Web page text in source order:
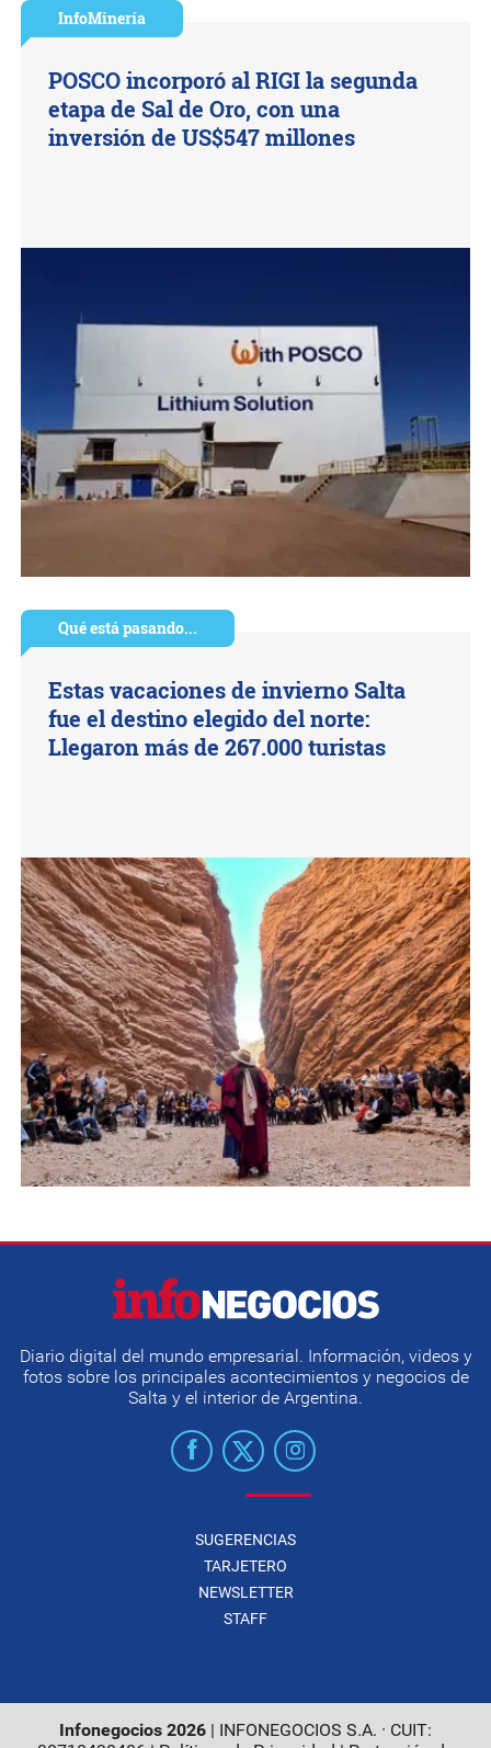
InfoMinería
POSCO incorporó al RIGI la segunda
etapa de Sal de Oro, con una
inversión de US$547 millones
Qué está pasando...
Estas vacaciones de invierno Salta
fue el destino elegido del norte:
Llegaron más de 267.000 turistas
Diario digital del mundo empresarial. Información, videos y
fotos sobre los principales acontecimientos y negocios de
Salta y el interior de Argentina.
SUGERENCIAS
TARJETERO
NEWSLETTER
STAFF
Infonegocios 2026 | INFONEGOCIOS S.A. · CUIT: